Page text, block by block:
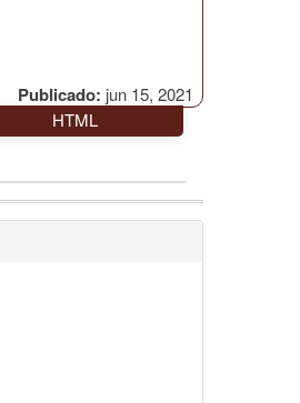
Publicado: jun 15, 2021
HTML